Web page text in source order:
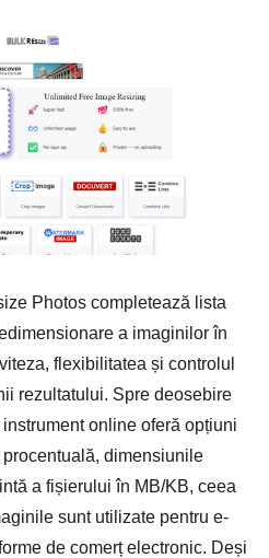
Photos completează lista
a imaginilor în
flexibilitatea și controlul
rezultatului. Spre deosebire
online oferă opțiuni
dimensiunile
a fișierului în MB/KB, ceea
sunt utilizate pentru e-
de comerț electronic. Deși